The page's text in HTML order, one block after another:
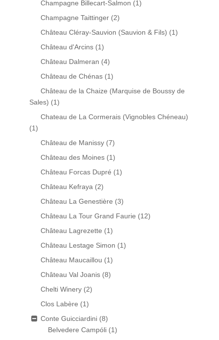
Champagne Billecart-Salmon (1)
Champagne Taittinger (2)
Château Cléray-Sauvion (Sauvion & Fils) (1)
Château d'Arcins (1)
Château Dalmeran (4)
Château de Chénas (1)
Château de la Chaize (Marquise de Boussy de
Sales) (1)
Chateau de La Cormerais (Vignobles Chéneau)
(1)
Château de Manissy (7)
Château des Moines (1)
Château Forcas Dupré (1)
Château Kefraya (2)
Château La Genestière (3)
Château La Tour Grand Faurie (12)
Château Lagrezette (1)
Château Lestage Simon (1)
Château Maucaillou (1)
Château Val Joanis (8)
Chelti Winery (2)
Clos Labère (1)
Conte Guicciardini (8)
Belvedere Campóli (1)